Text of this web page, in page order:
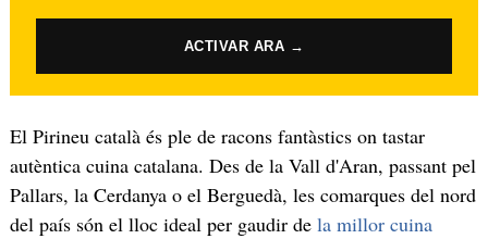
ACTIVAR ARA →
El Pirineu català és ple de racons fantàstics on tastar
autèntica cuina catalana. Des de la Vall d'Aran, passant pel
Pallars, la Cerdanya o el Berguedà, les comarques del nord
del país són el lloc ideal per gaudir de la millor cuina